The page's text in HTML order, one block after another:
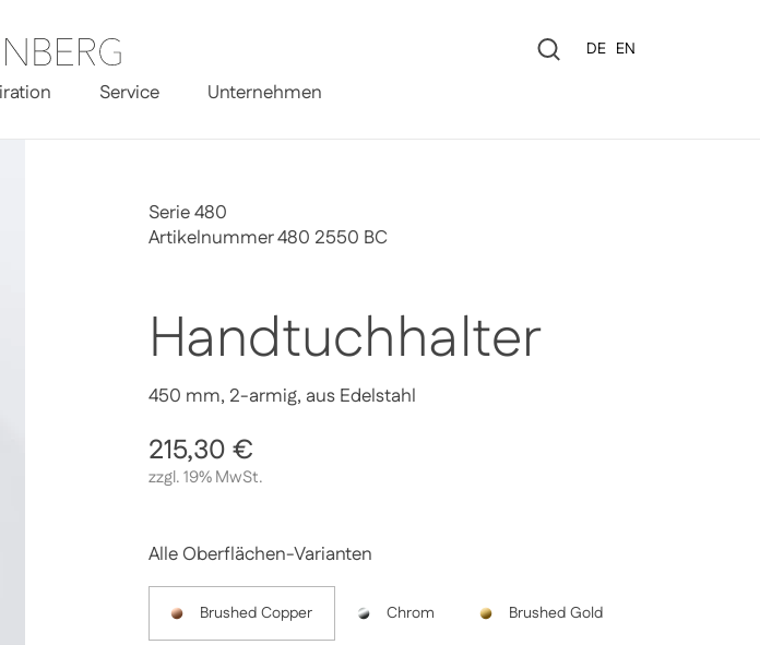
Sprache
DE EN
Service Unternehmen
Handtuchhalter
450 mm, 2-armig, aus Edelstahl
Serie 480
Artikelnummer 480 2550 BC
Regulärer Preis
215,30 €
zzgl. 19% MwSt.
Alle Oberflächen-Varianten
Brushed Copper Chrom Brushed Gold